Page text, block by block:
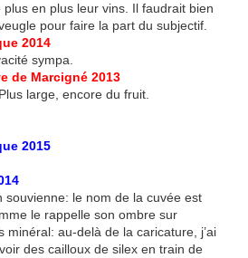
plus en plus leur vins. Il faudrait bien
pour faire la part du subjectif.
2014
sympa.
de Marcigné 2013
large, encore du fruit.
2015
souvienne: le nom de la cuvée est
le rappelle son ombre sur
minéral: au-delà de la caricature, j’ai
des cailloux de silex en train de